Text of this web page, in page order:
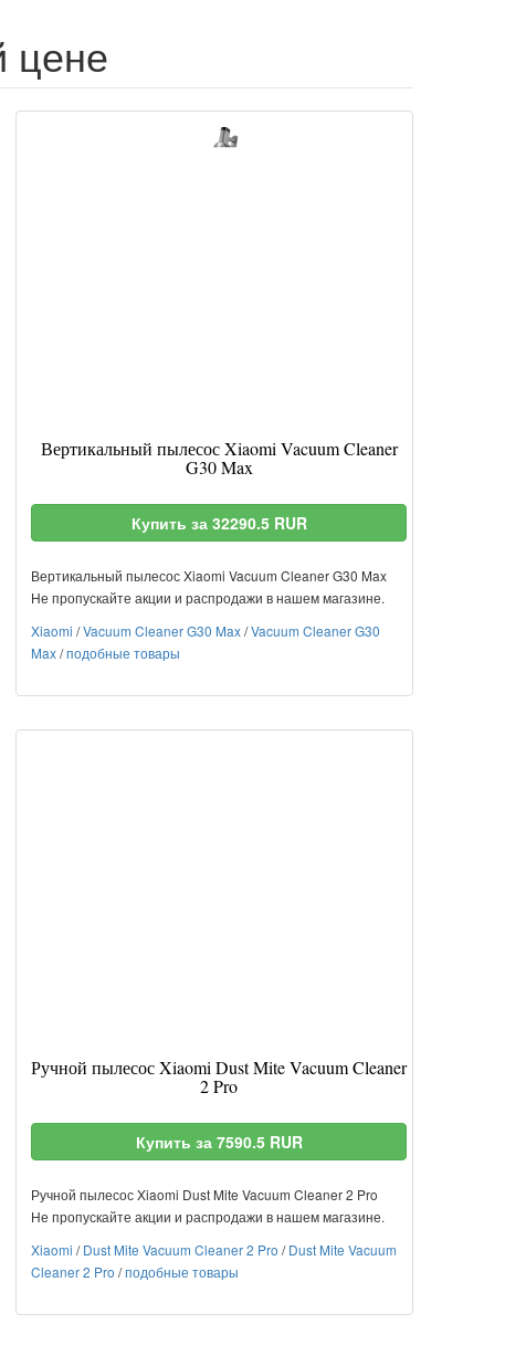
цене
Вертикальный пылесос Xiaomi Vacuum Cleaner
G30 Max
Купить за 32290.5 RUR
Вертикальный пылесос Xiaomi Vacuum Cleaner G30 Max
Не пропускайте акции и распродажи в нашем магазине.
Xiaomi /Vacuum Cleaner G30 Max/Vacuum Cleaner G30
Max/подобные товары
Ручной пылесос Xiaomi Dust Mite Vacuum Cleaner
2 Pro
Купить за 7590.5 RUR
Ручной пылесос Xiaomi Dust Mite Vacuum Cleaner 2 Pro
Не пропускайте акции и распродажи в нашем магазине.
Xiaomi /Dust Mite Vacuum Cleaner 2 Pro /Dust Mite Vacuum
Cleaner 2 Pro /подобные товары